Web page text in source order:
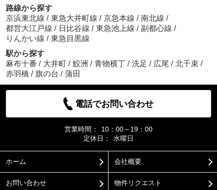
路線から探す
京浜東北線 / 東急大井町線 / 京急本線 / 南北線 /
都営大江戸線 / 日比谷線 / 東急池上線 / 副都心線 /
りんかい線 / 東急目黒線
駅から探す
麻布十番 / 大井町 / 鮫洲 / 青物横丁 / 洗足 / 広尾 / 北千束 /
赤羽橋 / 旗の台 / 蒲田
電話でお問い合わせ
営業時間：
10：00～19：00
定休日：
水曜日
ホーム 会社概要
お問い合わせ 物件リクエスト